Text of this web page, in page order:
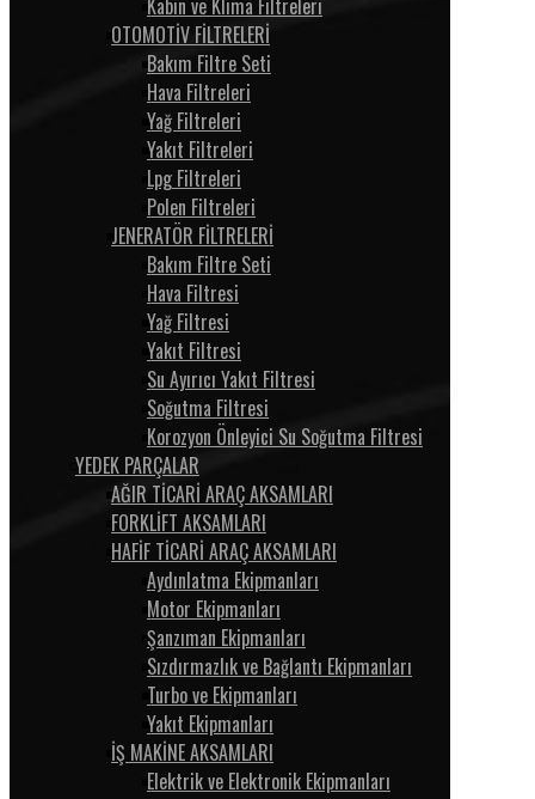
Kabin ve Klima Filtreleri
OTOMOTİV FİLTRELERİ
Bakım Filtre Seti
Hava Filtreleri
Yağ Filtreleri
Yakıt Filtreleri
Lpg Filtreleri
Polen Filtreleri
JENERATÖR FİLTRELERİ
Bakım Filtre Seti
Hava Filtresi
Yağ Filtresi
Yakıt Filtresi
Su Ayırıcı Yakıt Filtresi
Soğutma Filtresi
Korozyon Önleyici Su Soğutma Filtresi
YEDEK PARÇALAR
AĞIR TİCARİ ARAÇ AKSAMLARI
FORKLİFT AKSAMLARI
HAFİF TİCARİ ARAÇ AKSAMLARI
Aydınlatma Ekipmanları
Motor Ekipmanları
Şanzıman Ekipmanları
Sızdırmazlık ve Bağlantı Ekipmanları
Turbo ve Ekipmanları
Yakıt Ekipmanları
İŞ MAKİNE AKSAMLARI
Elektrik ve Elektronik Ekipmanları